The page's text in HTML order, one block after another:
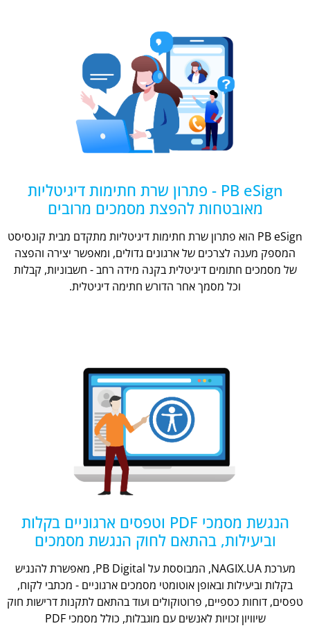
PB eSign - פתרון שרת חתימות דיגיטליות
מאובטחות להפצת מסמכים מרובים
PB eSign הוא פתרון שרת חתימות דיגיטליות מתקדם מבית קונסיסט
המספק מענה לצרכים של ארגונים גדולים, ומאפשר יצירה והפצה
של מסמכים חתומים דיגיטלית בקנה מידה רחב - חשבוניות, קבלות
וכל מסמך אחר הדורש חתימה דיגיטלית.
הנגשת מסמכי PDF וטפסים ארגוניים בקלות
וביעילות, בהתאם לחוק הנגשת מסמכים
מערכת NAGIX.UA, המבוססת על PB Digital, מאפשרת להנגיש
בקלות וביעילות ובאופן אוטומטי מסמכים ארגוניים - מכתבי לקוח,
טפסים, דוחות כספיים, פרוטוקולים ועוד בהתאם לתקנות דרישות חוק
שיוויון זכויות לאנשים עם מוגבלות, כולל מסמכי PDF